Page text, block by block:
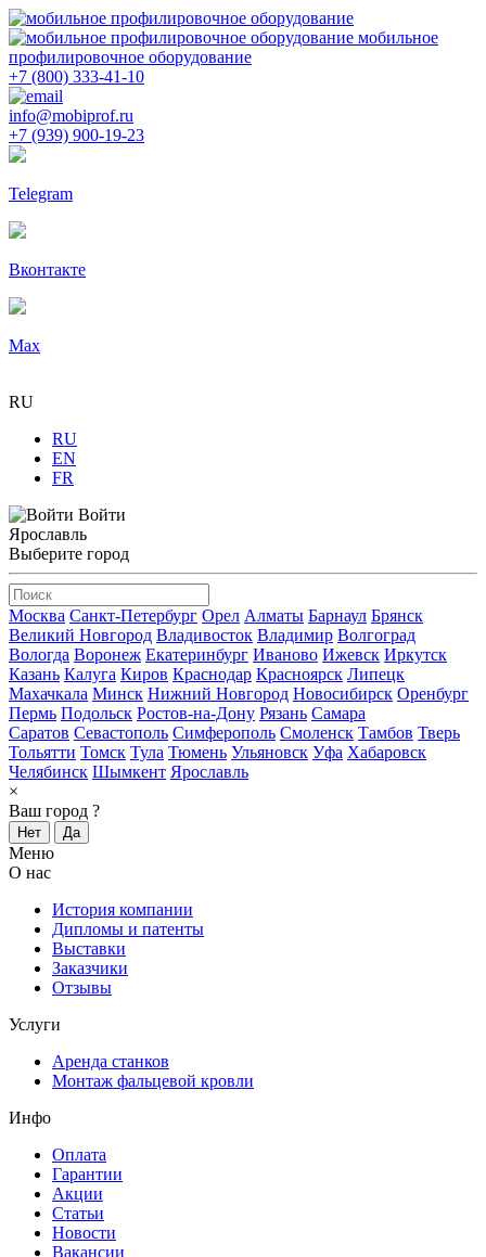
мобильное
профилировочное оборудование
+7 (800) 333-41-10
info@mobiprof.ru
+7 (939) 900-19-23
Telegram
Вконтакте
Max
RU
RU
EN
FR
Войти
Ярославль
Выберите город
Москва Санкт-Петербург Орел Алматы Барнаул Брянск
Великий Новгород Владивосток Владимир Волгоград
Вологда Воронеж Екатеринбург Иваново Ижевск Иркутск
Казань Калуга Киров Краснодар Красноярск Липецк
Махачкала Минск Нижний Новгород Новосибирск Оренбург
Пермь Подольск Ростов-на-Дону Рязань Самара
Саратов Севастополь Симферополь Смоленск Тамбов Тверь
Тольятти Томск Тула Тюмень Ульяновск Уфа Хабаровск
Челябинск Шымкент Ярославль
×
Ваш город ?
Нет Да
Меню
О нас
История компании
Дипломы и патенты
Выставки
Заказчики
Отзывы
Услуги
Аренда станков
Монтаж фальцевой кровли
Инфо
Оплата
Гарантии
Акции
Статьи
Новости
Вакансии